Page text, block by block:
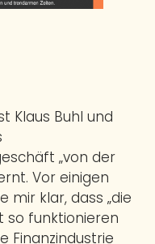
Klaus Buhl und
„von der
Vor einigen
mir klar, dass „die
so funktionieren
Finanzindustrie